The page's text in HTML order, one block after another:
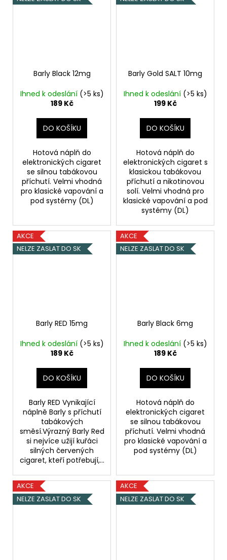
Barly Black 12mg
Ihned k odeslání (>5 ks)
189 Kč
DO KOŠÍKU
Hotová náplň do
elektronických cigaret
se silnou tabákovou
příchutí. Velmi vhodná
pro klasické vapování a
pod systémy (DL)
Barly Gold SALT 10mg
Ihned k odeslání (>5 ks)
199 Kč
DO KOŠÍKU
Hotová náplň do
elektronických cigaret s
klasickou tabákovou
příchutí a nikotinovou
solí. Velmi vhodná pro
klasické vapování a pod
systémy (DL)
AKCE
NELZE ZASLAT DO SK
Barly RED 15mg
Ihned k odeslání (>5 ks)
189 Kč
DO KOŠÍKU
Barly RED Vynikající
náplně Barly s příchutí
tabákových
směsí.Výrazný Barly Red
si nejvíce užijí kuřáci
silných červených
cigaret, kteří potřebují,...
AKCE
NELZE ZASLAT DO SK
Barly Black 6mg
Ihned k odeslání (>5 ks)
189 Kč
DO KOŠÍKU
Hotová náplň do
elektronických cigaret
se silnou tabákovou
příchutí. Velmi vhodná
pro klasické vapování a
pod systémy (DL)
AKCE
NELZE ZASLAT DO SK
AKCE
NELZE ZASLAT DO SK